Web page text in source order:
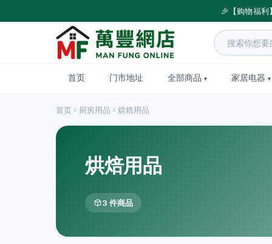
🎉【购物福
首页 门市地址 全部商品 家居电器
首页 厨房用品 烘焙用品
烘焙用品
3 件商品